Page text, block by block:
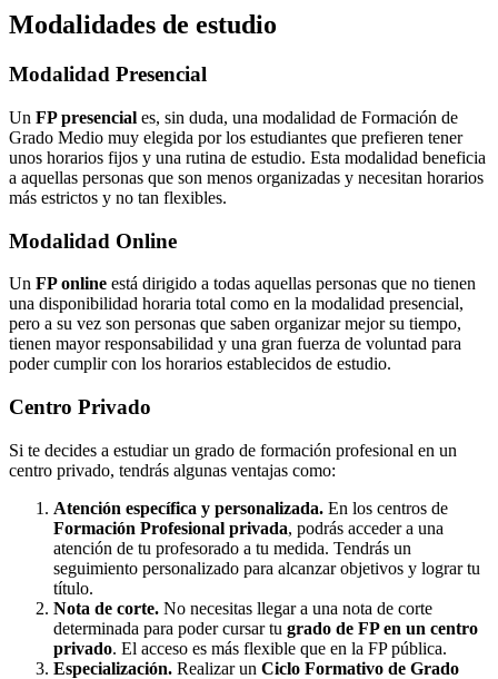
Modalidades de estudio
Modalidad Presencial
Un FP presencial es, sin duda, una modalidad de Formación de
Grado Medio muy elegida por los estudiantes que prefieren tener
unos horarios fijos y una rutina de estudio. Esta modalidad beneficia
a aquellas personas que son menos organizadas y necesitan horarios
más estrictos y no tan flexibles.
Modalidad Online
Un FP online está dirigido a todas aquellas personas que no tienen
una disponibilidad horaria total como en la modalidad presencial,
pero a su vez son personas que saben organizar mejor su tiempo,
tienen mayor responsabilidad y una gran fuerza de voluntad para
poder cumplir con los horarios establecidos de estudio.
Centro Privado
Si te decides a estudiar un grado de formación profesional en un
centro privado, tendrás algunas ventajas como:
Atención específica y personalizada. En los centros de
Formación Profesional privada, podrás acceder a una
atención de tu profesorado a tu medida. Tendrás un
seguimiento personalizado para alcanzar objetivos y lograr tu
título.
Nota de corte. No necesitas llegar a una nota de corte
determinada para poder cursar tu grado de FP en un centro
privado. El acceso es más flexible que en la FP pública.
Especialización. Realizar un Ciclo Formativo de Grado